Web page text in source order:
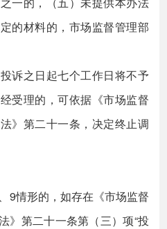
的材料的，市场监督管理部
之日起七个工作日将不予
受理的，可依据《市场监督
》第二十一条，决定终止调
情形的，如存在《市场监督
》第二十一条第（三）项“投